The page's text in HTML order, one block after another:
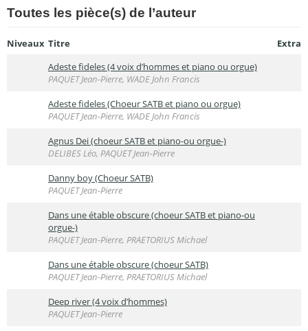
Toutes les pièce(s) de l’auteur
Niveaux Titre
Extra
Adeste fideles (4 voix d’hommes et piano ou orgue)
PAQUET Jean-Pierre, WADE John Francis
Adeste fideles (Choeur SATB et piano ou orgue)
PAQUET Jean-Pierre, WADE John Francis
Agnus Dei (choeur SATB et piano-ou orgue-)
DELIBES Léo, PAQUET Jean-Pierre
Danny boy (Choeur SATB)
PAQUET Jean-Pierre
Dans une étable obscure (choeur SATB et piano-ou
orgue-)
PAQUET Jean-Pierre, PRAETORIUS Michael
Dans une étable obscure (choeur SATB)
PAQUET Jean-Pierre, PRAETORIUS Michael
Deep river (4 voix d’hommes)
PAQUET Jean-Pierre